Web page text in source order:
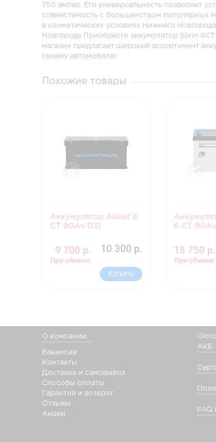
750 ампер. Его универсальность позволяет
совместимость с большинством популярных
в климатических условиях Нижнего
Новгороде Приобрести аккумулятор Sorin
магазин предлагает широкий ассортимент
своему автомобилю
Похожие товары
Аккумулятор Akbat 6
CT 90Ач D31
При обмене:
9 700 р. 10 300 р.
Купить
6 СТ 90Ач
При обмене:
18 750 р.
О компании
Вакансии
Контакты
Доставка и самовывоз
Способы оплаты
Гарантия и возврат
Отзывы
Акции
АКБ
FAQ